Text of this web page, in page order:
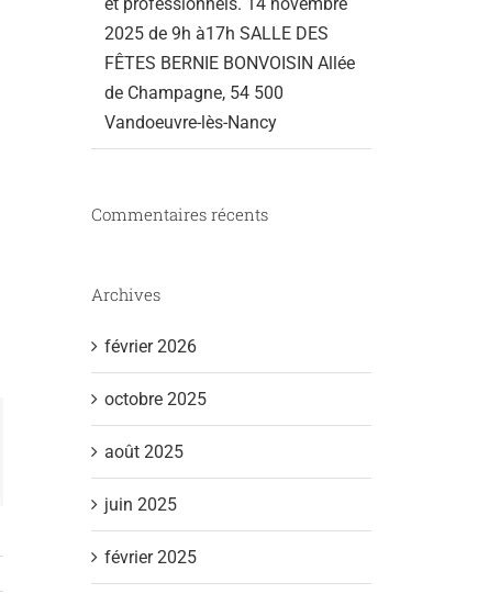
2025 de 9h à17h SALLE DES
FÊTES BERNIE BONVOISIN Allée
de Champagne, 54 500
Vandoeuvre-lès-Nancy
Commentaires récents
Archives
février 2026
octobre 2025
août 2025
juin 2025
février 2025